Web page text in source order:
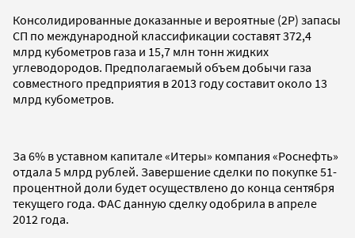
Консолидированные доказанные и вероятные (2P) запасы
СП по международной классификации составят 372,4
млрд кубометров газа и 15,7 млн тонн жидких
углеводородов. Предполагаемый объем добычи газа
совместного предприятия в 2013 году составит около 13
млрд кубометров.
За 6% в уставном капитале «Итеры» компания «Роснефть»
отдала 5 млрд рублей. Завершение сделки по покупке 51-
процентной доли будет осуществлено до конца сентября
текущего года. ФАС данную сделку одобрила в апреле
2012 года.